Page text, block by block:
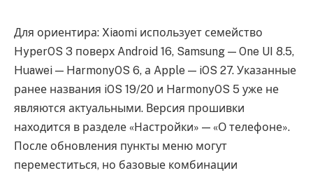
Для ориентира: Xiaomi использует семейство
HyperOS 3 поверх Android 16, Samsung — One UI 8.5,
Huawei — HarmonyOS 6, а Apple — iOS 27. Указанные
ранее названия iOS 19/20 и HarmonyOS 5 уже не
являются актуальными. Версия прошивки
находится в разделе «Настройки» — «О телефоне».
После обновления пункты меню могут
переместиться, но базовые комбинации